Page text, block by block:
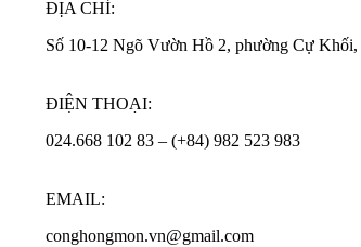
ĐỊA CHỈ:
Số 10-12 Ngõ Vườn Hồ 2, phường Cự
ĐIỆN THOẠI:
024.668 102 83 – (+84) 982 523 983
EMAIL:
conghongmon.vn@gmail.com